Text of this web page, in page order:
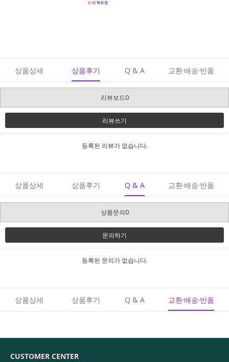
상품상세 상품후기 Q & A 교환·배송·반품
리뷰보드0
리뷰쓰기
등록된 리뷰가 없습니다.
상품상세 상품후기 Q & A 교환·배송·반품
상품문의0
문의하기
등록된 문의가 없습니다.
상품상세 상품후기 Q & A 교환·배송·반품
CUSTOMER CENTER